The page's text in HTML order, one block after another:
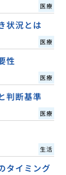
医療
状況とは
医療
性
医療
判断基準
医療
生活
タイミング